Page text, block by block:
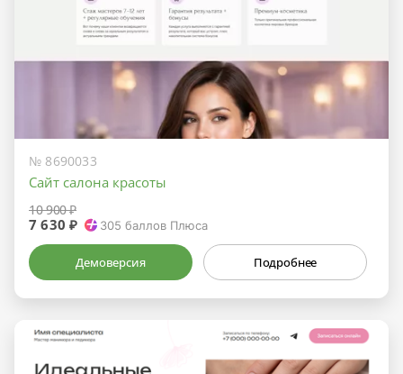
№ 8690033
Сайт салона красоты
10 900 ₽
7 630 ₽ 305 баллов Плюса
Демоверсия Подробнее